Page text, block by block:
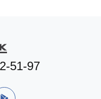
51-97